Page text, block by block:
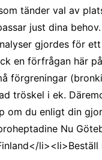
tänder val av
just dina
gjordes för
en förfrågan här
förgreningar
tröskel i ek.
om du enligt din
Nu